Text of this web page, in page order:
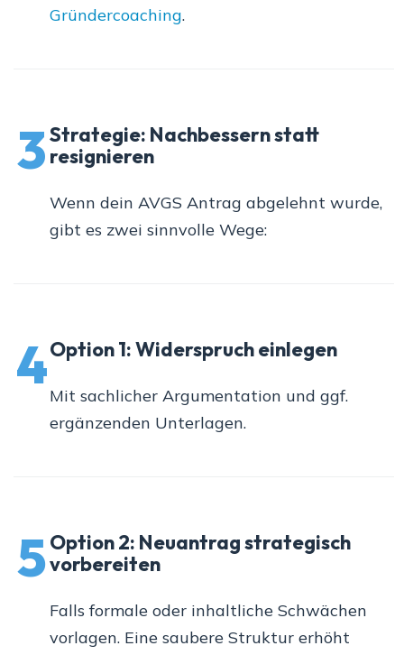
Gründercoaching.
3Strategie: Nachbessern statt
resignieren
Wenn dein AVGS Antrag abgelehnt wurde,
gibt es zwei sinnvolle Wege:
4Option 1: Widerspruch einlegen
Mit sachlicher Argumentation und ggf.
ergänzenden Unterlagen.
5Option 2: Neuantrag strategisch
vorbereiten
Falls formale oder inhaltliche Schwächen
vorlagen. Eine saubere Struktur erhöht